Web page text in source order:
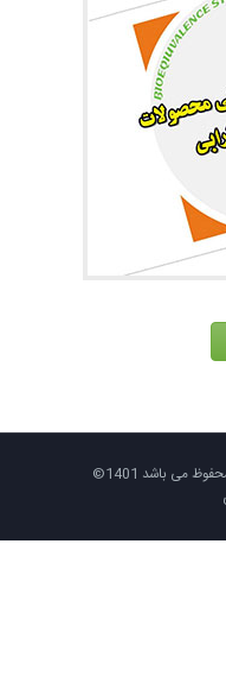
می باشد 1401©